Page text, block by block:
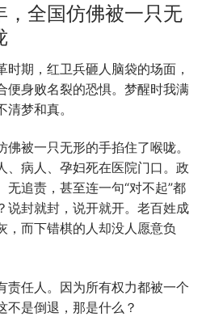
，全国仿佛被一只无
期，红卫兵砸人脑袋的场面，
便身败名裂的恐惧。梦醒时我满
梦和真。
被一只无形的手掐住了喉咙。
、病人、孕妇死在医院门口。政
追责，甚至连一句“对不起”都
说封就封，说开就开。老百姓成
，而下错棋的人却没人愿意负
责任人。因为所有权力都被一个
不是倒退，那是什么？